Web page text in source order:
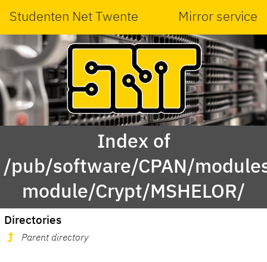
Studenten Net Twente Mirror service
Index of
/pub/software/CPAN/
module/Crypt/MSHELOR/
Directories
Parent directory